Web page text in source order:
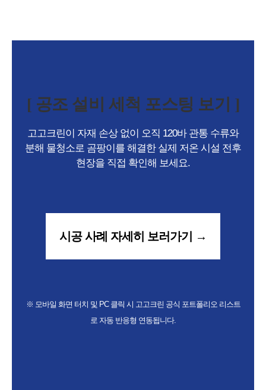
[ 공조 설비 세척 포스팅 보기 ]
고고크린이 자재 손상 없이 오직 120바 관통 수류와
분해 물청소로 곰팡이를 해결한 실제 저온 시설 전후
현장을 직접 확인해 보세요.
시공 사례 자세히 보러가기 →
※ 모바일 화면 터치 및 PC 클릭 시 고고크린 공식 포트폴리오 리스트
로 자동 반응형 연동됩니다.